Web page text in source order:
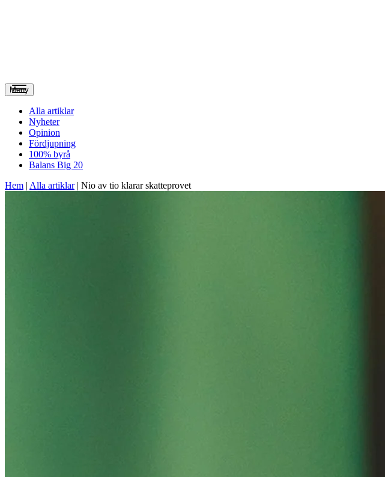
Meny
Alla artiklar
Nyheter
Opinion
Fördjupning
100% byrå
Balans Big 20
Hem | Alla artiklar| Nio av tio klarar skatteprovet